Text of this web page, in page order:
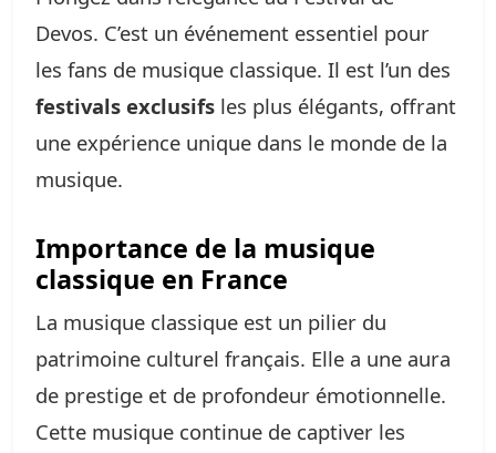
Devos. C’est un événement essentiel pour
les fans de musique classique. Il est l’un des
festivals exclusifs les plus élégants, offrant
une expérience unique dans le monde de la
musique.
Importance de la musique
classique en France
La musique classique est un pilier du
patrimoine culturel français. Elle a une aura
de prestige et de profondeur émotionnelle.
Cette musique continue de captiver les